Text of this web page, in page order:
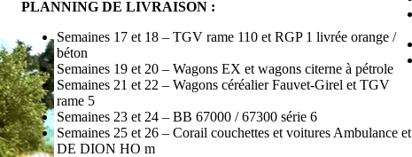
PLANNING DE LIVRAISON :
Semaines 17 et 18 – TGV rame 110 et RGP 1 livrée orange /
béton
Semaines 19 et 20 – Wagons EX et wagons citerne à pétrole
Semaines 21 et 22 – Wagons céréalier Fauvet-Girel et TGV
rame 5
Semaines 23 et 24 – BB 67000 / 67300 série 6
Semaines 25 et 26 – Corail couchettes et voitures Ambulance et
DE DION HO m